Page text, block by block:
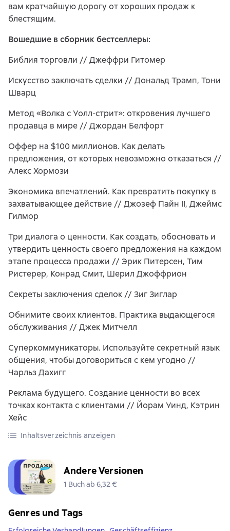
вам кратчайшую дорогу от хороших продаж к
блестящим.
Вошедшие в сборник бестселлеры:
Библия торговли // Джеффри Гитомер
Искусство заключать сделки // Дональд Трамп, Тони
Шварц
Метод «Волка с Уолл-стрит»: откровения лучшего
продавца в мире // Джордан Белфорт
Оффер на $100 миллионов. Как делать
предложения, от которых невозможно отказаться //
Алекс Хормози
Экономика впечатлений. Как превратить покупку в
захватывающее действие // Джозеф Пайн II, Джеймс
Гилмор
Три диалога о ценности. Как создать, обосновать и
утвердить ценность своего предложения на каждом
этапе процесса продажи // Эрик Питерсен, Тим
Ристерер, Конрад Смит, Шерил Джоффрион
Секреты заключения сделок // Зиг Зиглар
Обнимите своих клиентов. Практика выдающегося
обслуживания // Джек Митчелл
Суперкоммуникаторы. Используйте секретный язык
общения, чтобы договориться с кем угодно //
Чарльз Дахигг
Реклама будущего. Создание ценности во всех
точках контакта с клиентами // Йорам Уинд, Кэтрин
Хейс
Inhaltsverzeichnis anzeigen
Andere Versionen
1 Buch ab 6,32 €
Genres und Tags